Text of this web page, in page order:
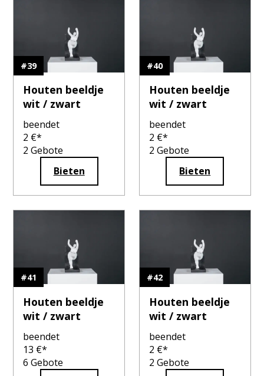
#39
Houten beeldje
wit / zwart
beendet
2 €*
2 Gebote
Bieten
#40
Houten beeldje
wit / zwart
beendet
2 €*
2 Gebote
Bieten
#41
Houten beeldje
wit / zwart
beendet
13 €*
6 Gebote
#42
Houten beeldje
wit / zwart
beendet
2 €*
2 Gebote